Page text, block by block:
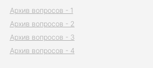
Архив вопросов - 1
Архив вопросов - 2
Архив вопросов - 3
Архив вопросов - 4